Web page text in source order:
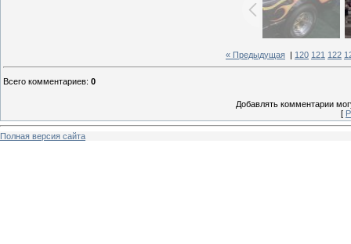
« Предыдущая 120 121 122
Всего комментариев: 0
Добавлять комментарии
[
Полная версия сайта